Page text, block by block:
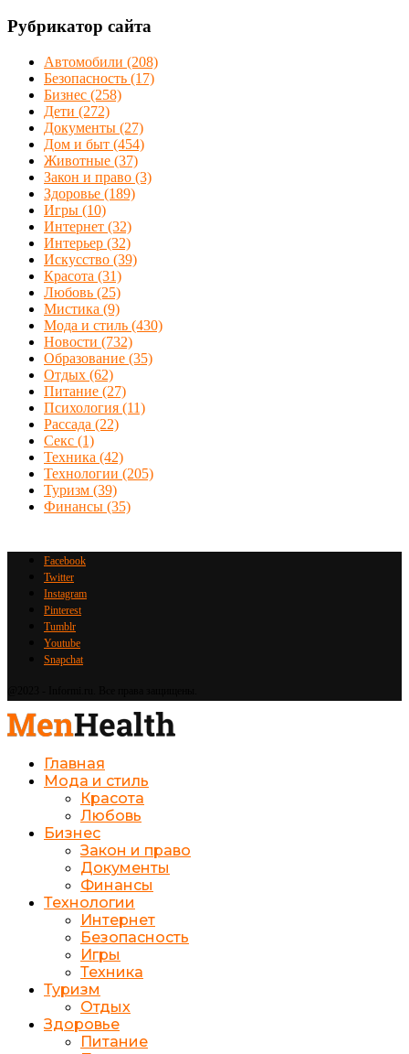
Рубрикатор сайта
Автомобили (208)
Безопасность (17)
Бизнес (258)
Дети (272)
Документы (27)
Дом и быт (454)
Животные (37)
Закон и право (3)
Здоровье (189)
Игры (10)
Интернет (32)
Интерьер (32)
Искусство (39)
Красота (31)
Любовь (25)
Мистика (9)
Мода и стиль (430)
Новости (732)
Образование (35)
Отдых (62)
Питание (27)
Психология (11)
Рассада (22)
Секс (1)
Техника (42)
Технологии (205)
Туризм (39)
Финансы (35)
Facebook
Twitter
Instagram
Pinterest
Tumblr
Youtube
Snapchat
Главная
Мода и стиль
Красота
Любовь
Бизнес
Закон и право
Документы
Финансы
Технологии
Интернет
Безопасность
Игры
Техника
Туризм
Отдых
Здоровье
Питание